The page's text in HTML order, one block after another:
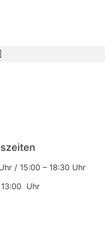
/ 15:00 – 18:30 Uhr
13:00 Uhr